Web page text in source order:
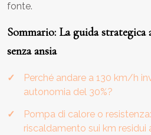
fonte.
Sommario: La guida
senza ansia
Perché andare a 130 km/h
autonomia del 30%?
Pompa di calore o
riscaldamento sui km residui